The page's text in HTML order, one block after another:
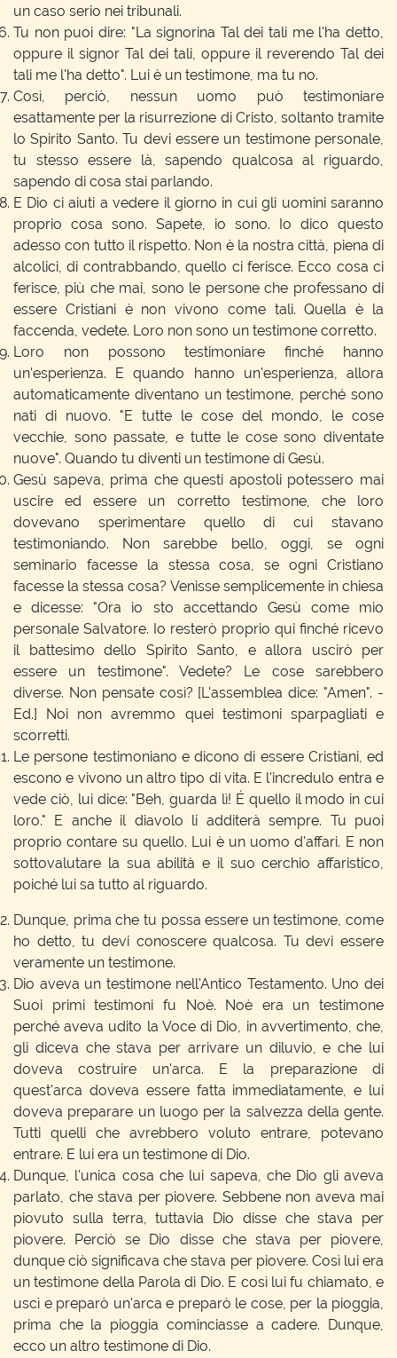
un caso serio nei tribunali.
Tu non puoi dire: "La signorina Tal dei tali me l'ha detto,
oppure il signor Tal dei tali, oppure il reverendo Tal dei
tali me l'ha detto". Lui è un testimone, ma tu no.
Così, perciò, nessun uomo può testimoniare
esattamente per la risurrezione di Cristo, soltanto tramite
lo Spirito Santo. Tu devi essere un testimone personale,
tu stesso essere là, sapendo qualcosa al riguardo,
sapendo di cosa stai parlando.
E Dio ci aiuti a vedere il giorno in cui gli uomini saranno
proprio cosa sono. Sapete, io sono. Io dico questo
adesso con tutto il rispetto. Non è la nostra città, piena di
alcolici, di contrabbando, quello ci ferisce. Ecco cosa ci
ferisce, più che mai, sono le persone che professano di
essere Cristiani è non vivono come tali. Quella è la
faccenda, vedete. Loro non sono un testimone corretto.
Loro non possono testimoniare finché hanno
un'esperienza. E quando hanno un'esperienza, allora
automaticamente diventano un testimone, perché sono
nati di nuovo. "E tutte le cose del mondo, le cose
vecchie, sono passate, e tutte le cose sono diventate
nuove". Quando tu diventi un testimone di Gesù.
Gesù sapeva, prima che questi apostoli potessero mai
uscire ed essere un corretto testimone, che loro
dovevano sperimentare quello di cui stavano
testimoniando. Non sarebbe bello, oggi, se ogni
seminario facesse la stessa cosa, se ogni Cristiano
facesse la stessa cosa? Venisse semplicemente in chiesa
e dicesse: "Ora io sto accettando Gesù come mio
personale Salvatore. Io resterò proprio qui finché ricevo
il battesimo dello Spirito Santo, e allora uscirò per
essere un testimone". Vedete? Le cose sarebbero
diverse. Non pensate così? [L'assemblea dice: "Amen". -
Ed.] Noi non avremmo quei testimoni sparpagliati e
scorretti.
Le persone testimoniano e dicono di essere Cristiani, ed
escono e vivono un altro tipo di vita. E l'incredulo entra e
vede ciò, lui dice: "Beh, guarda lì! É quello il modo in cui
loro." E anche il diavolo li additerà sempre. Tu puoi
proprio contare su quello. Lui è un uomo d'affari. E non
sottovalutare la sua abilità e il suo cerchio affaristico,
poiché lui sa tutto al riguardo.
Dunque, prima che tu possa essere un testimone, come
ho detto, tu devi conoscere qualcosa. Tu devi essere
veramente un testimone.
Dio aveva un testimone nell'Antico Testamento. Uno dei
Suoi primi testimoni fu Noè. Noè era un testimone
perché aveva udito la Voce di Dio, in avvertimento, che,
gli diceva che stava per arrivare un diluvio, e che lui
doveva costruire un'arca. E la preparazione di
quest'arca doveva essere fatta immediatamente, e lui
doveva preparare un luogo per la salvezza della gente.
Tutti quelli che avrebbero voluto entrare, potevano
entrare. E lui era un testimone di Dio.
Dunque, l'unica cosa che lui sapeva, che Dio gli aveva
parlato, che stava per piovere. Sebbene non aveva mai
piovuto sulla terra, tuttavia Dio disse che stava per
piovere. Perciò se Dio disse che stava per piovere,
dunque ciò significava che stava per piovere. Così lui era
un testimone della Parola di Dio. E così lui fu chiamato, e
uscì e preparò un'arca e preparò le cose, per la pioggia,
prima che la pioggia cominciasse a cadere. Dunque,
ecco un altro testimone di Dio.